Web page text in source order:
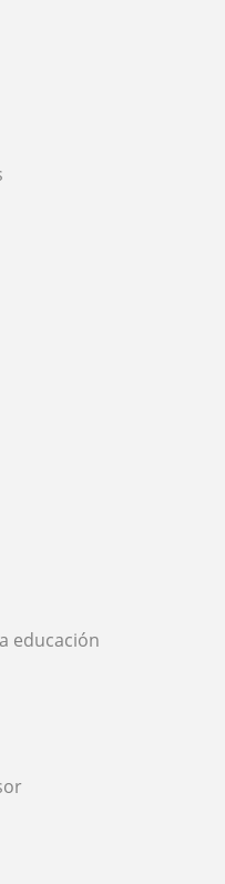
educación